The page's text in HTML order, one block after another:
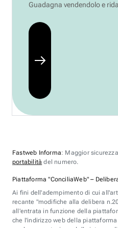
Guadagna vendendolo e
Fastweb Informa: Maggior
portabilità del numero.
Piattaforma "ConciliaWeb" –
Ai fini dell'adempimento di cui
recante "modifiche alla delibera
all'entrata in funzione della
che l'indirizzo web della